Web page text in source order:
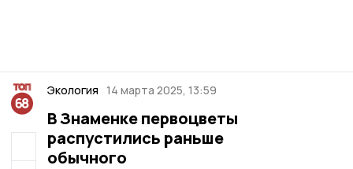
Экология 14 марта 2025, 13:59
В Знаменке первоцветы
распустились раньше
обычного